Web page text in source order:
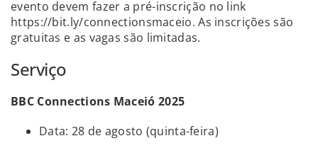
evento devem fazer a pré-inscrição no link
https://bit.ly/connectionsmaceio. As inscrições são
gratuitas e as vagas são limitadas.
Serviço
BBC Connections Maceió 2025
Data: 28 de agosto (quinta-feira)